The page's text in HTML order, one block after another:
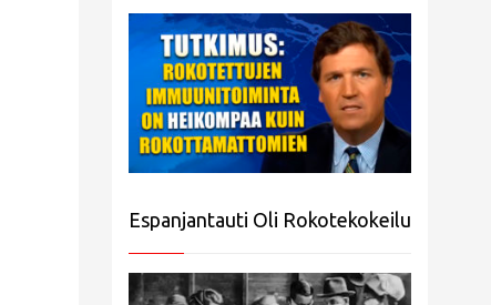
Espanjantauti Oli Rokotekokeilu